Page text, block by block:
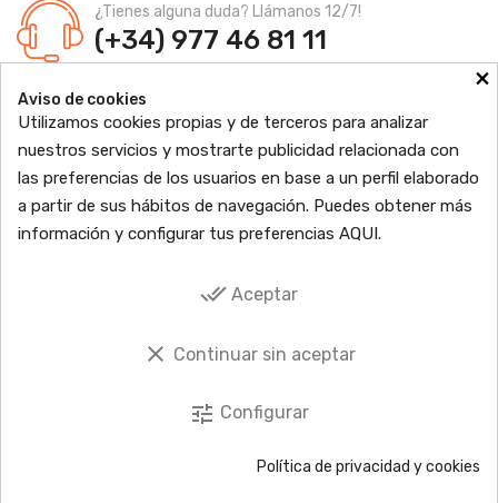
¿Tienes alguna duda? Llámanos 12/7!
(+34) 977 46 81 11
Farmacia Jordi Blanch
C/ Major, 1 - 43877
Ldo. Jordi Blanch Pastor
Nº de Colegiado: 870
Nº Autorización: F4300109
PRODUCTOS

INFORMACIÓN
×
Aviso de cookies
Utilizamos cookies propias y de terceros para analizar
nuestros servicios y mostrarte publicidad relacionada con
las preferencias de los usuarios en base a un perfil elaborado
a partir de sus hábitos de navegación. Puedes obtener más
información y configurar tus preferencias AQUI.
done_all Aceptar
clear Continuar sin aceptar
tune Configurar
Política de privacidad y cookies